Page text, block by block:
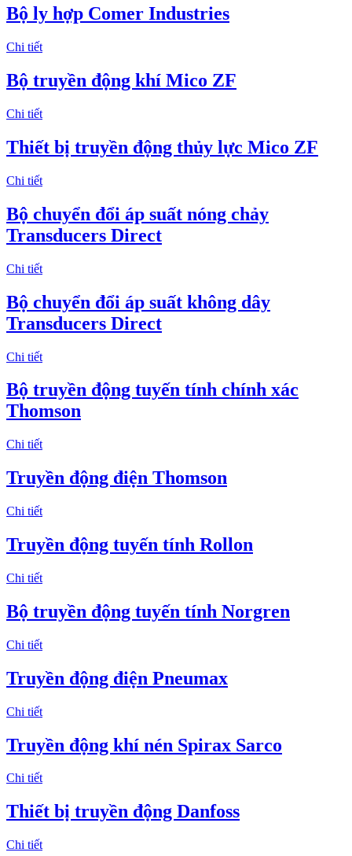
Bộ ly hợp Comer Industries
Chi tiết
Bộ truyền động khí Mico ZF
Chi tiết
Thiết bị truyền động thủy lực Mico ZF
Chi tiết
Bộ chuyển đổi áp suất nóng chảy
Transducers Direct
Chi tiết
Bộ chuyển đổi áp suất không dây
Transducers Direct
Chi tiết
Bộ truyền động tuyến tính chính xác
Thomson
Chi tiết
Truyền động điện Thomson
Chi tiết
Truyền động tuyến tính Rollon
Chi tiết
Bộ truyền động tuyến tính Norgren
Chi tiết
Truyền động điện Pneumax
Chi tiết
Truyền động khí nén Spirax Sarco
Chi tiết
Thiết bị truyền động Danfoss
Chi tiết